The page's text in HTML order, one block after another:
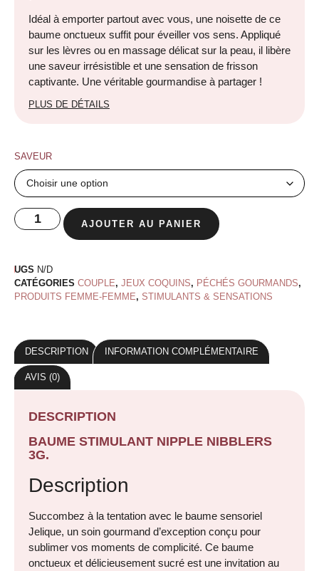
Idéal à emporter partout avec vous, une noisette de ce
baume onctueux suffit pour éveiller vos sens. Appliqué
sur les lèvres ou en massage délicat sur la peau, il libère
une saveur irrésistible et une sensation de frisson
captivante. Une véritable gourmandise à partager !
PLUS DE DÉTAILS
SAVEUR
AJOUTER AU PANIER
UGS N/D
CATÉGORIES COUPLE, JEUX COQUINS, PÉCHÉS GOURMANDS,
PRODUITS FEMME-FEMME, STIMULANTS & SENSATIONS
DESCRIPTION INFORMATION COMPLÉMENTAIRE
AVIS (0)
DESCRIPTION
BAUME STIMULANT NIPPLE NIBBLERS
3G.
Description
Succombez à la tentation avec le baume sensoriel
Jelique, un soin gourmand d’exception conçu pour
sublimer vos moments de complicité. Ce baume
onctueux et délicieusement sucré est une invitation au